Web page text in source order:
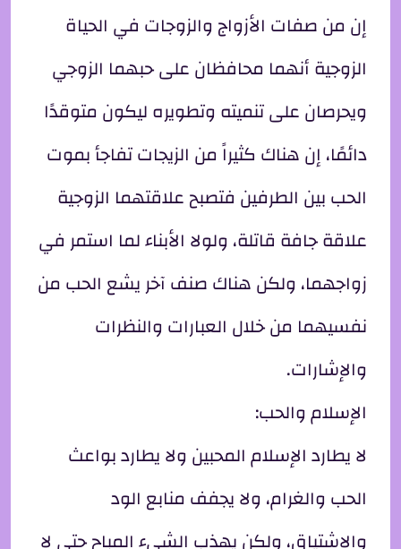
إن من صفات الأزواج والزوجات في الحياة
الزوجية أنهما محافظان على حبهما الزوجي
ويحرصان على تنميته وتطويره ليكون متوقدًا
دائمًا، إن هناك كثيراً من الزيجات تفاجأ بموت
الحب بين الطرفين فتصبح علاقتهما الزوجية
علاقة جافة قاتلة، ولولا الأبناء لما استمر في
زواجهما، ولكن هناك صنف آخر يشع الحب من
نفسيهما من خلال العبارات والنظرات
والإشارات.
الإسلام والحب:
لا يطارد الإسلام المحبين ولا يطارد بواعث
الحب والغرام، ولا يجفف منابع الود
والاشتياق، ولكن يهذب الشيء المباح حتى لا